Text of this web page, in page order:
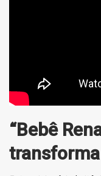
“Bebê